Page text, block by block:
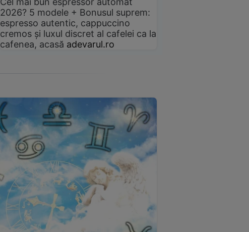
2026? 5 modele + Bonusul suprem:
espresso autentic, cappuccino
cremos și luxul discret al cafelei ca la
cafenea, acasă adevarul.ro